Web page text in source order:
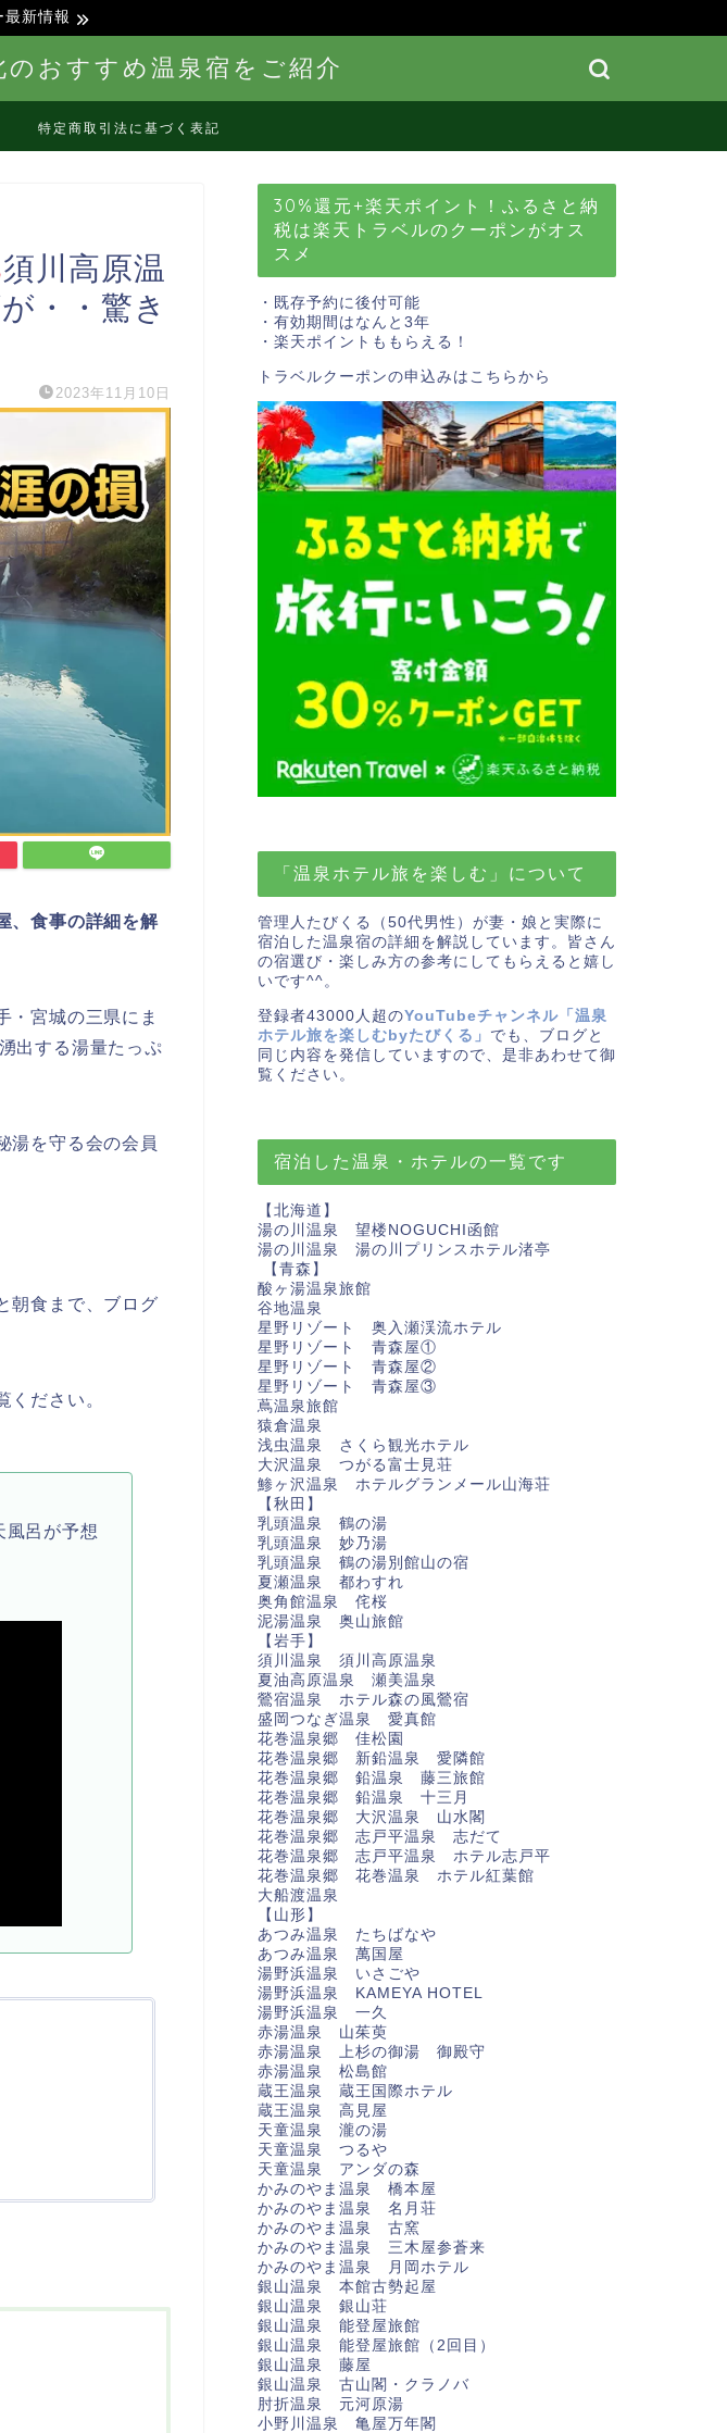
最新情報
おすすめ温泉宿をご紹介
特定商取引法に基づく表記
須川高原温
・・驚き
2023年11月10日
、食事の詳細を解
・宮城の三県にま
出する湯量たっぷ
湯を守る会の会員
朝食まで、ブログ
ださい。
風呂が予想
30%還元+楽天ポイント！ふるさと納
税は楽天トラベルのクーポンがオス
スメ
・既存予約に後付可能
・有効期間はなんと3年
・楽天ポイントももらえる！
トラベルクーポンの申込みはこちら から
「温泉ホテル旅を楽しむ」について
管理人たびくる（50代男性）が妻・娘と実際に
宿泊した温泉宿の詳細を解説しています。皆さん
の宿選び・楽しみ方の参考にしてもらえると嬉し
いです^^。
登録者43000人超のYouTubeチャンネル「温泉
ホテル旅を楽しむbyたびくる」 でも、ブログと
同じ内容を発信していますので、是非あわせて御
覧ください。
宿泊した温泉・ホテルの一覧です
【北海道】
湯の川温泉 望楼NOGUCHI函館
湯の川温泉 湯の川プリンスホテル渚亭
【青森】
酸ヶ湯温泉旅館
谷地温泉
星野リゾート 奥入瀬渓流ホテル
星野リゾート 青森屋①
星野リゾート 青森屋②
星野リゾート 青森屋③
蔦温泉旅館
猿倉温泉
浅虫温泉 さくら観光ホテル
大沢温泉 つがる富士見荘
鯵ヶ沢温泉 ホテルグランメール山海荘
【秋田】
乳頭温泉 鶴の湯
乳頭温泉 妙乃湯
乳頭温泉 鶴の湯別館山の宿
夏瀬温泉 都わすれ
奥角館温泉 侘桜
泥湯温泉 奥山旅館
【岩手】
須川温泉 須川高原温泉
夏油高原温泉 瀬美温泉
鶯宿温泉 ホテル森の風鶯宿
盛岡つなぎ温泉 愛真館
花巻温泉郷 佳松園
花巻温泉郷 新鉛温泉 愛隣館
花巻温泉郷 鉛温泉 藤三旅館
花巻温泉郷 鉛温泉 十三月
花巻温泉郷 大沢温泉 山水閣
花巻温泉郷 志戸平温泉 志だて
花巻温泉郷 志戸平温泉 ホテル志戸平
花巻温泉郷 花巻温泉 ホテル紅葉館
大船渡温泉
【山形】
あつみ温泉 たちばなや
あつみ温泉 萬国屋
湯野浜温泉 いさごや
湯野浜温泉 KAMEYA HOTEL
湯野浜温泉 一久
赤湯温泉 山茱萸
赤湯温泉 上杉の御湯 御殿守
赤湯温泉 松島館
蔵王温泉 蔵王国際ホテル
蔵王温泉 高見屋
天童温泉 瀧の湯
天童温泉 つるや
天童温泉 アンダの森
かみのやま温泉 橋本屋
かみのやま温泉 名月荘
かみのやま温泉 古窯
かみのやま温泉 三木屋参蒼来
かみのやま温泉 月岡ホテル
銀山温泉 本館古勢起屋
銀山温泉 銀山荘
銀山温泉 能登屋旅館
銀山温泉 能登屋旅館（2回目）
銀山温泉 藤屋
銀山温泉 古山閣・クラノバ
肘折温泉 元河原湯
小野川温泉 亀屋万年閣